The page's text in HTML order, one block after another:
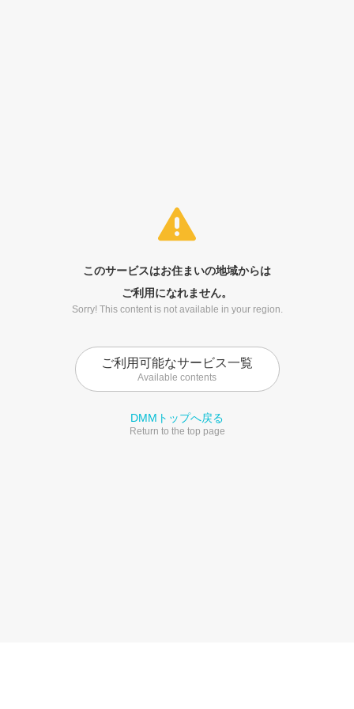
このサービスはお住まいの地域からは
ご利用になれません。
Sorry! This content is not available in your region.
ご利用可能なサービス一覧
Available contents
DMMトップへ戻る
Return to the top page